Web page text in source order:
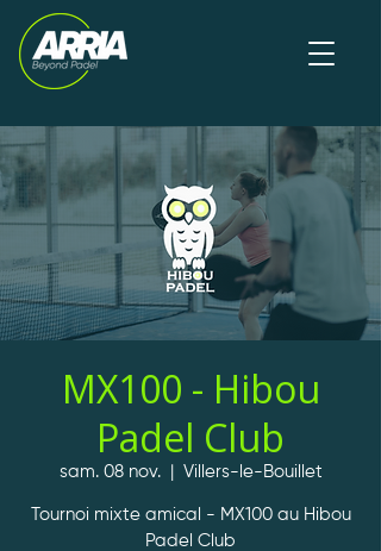
MX100 - Hibou
Padel Club
sam. 08 nov.
  |
Villers-le-Bouillet
Tournoi mixte amical - MX100 au Hibou
Padel Club